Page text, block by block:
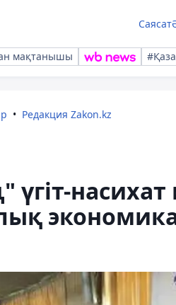
Саясат
мақтанышы
Редакция Zakon.kz